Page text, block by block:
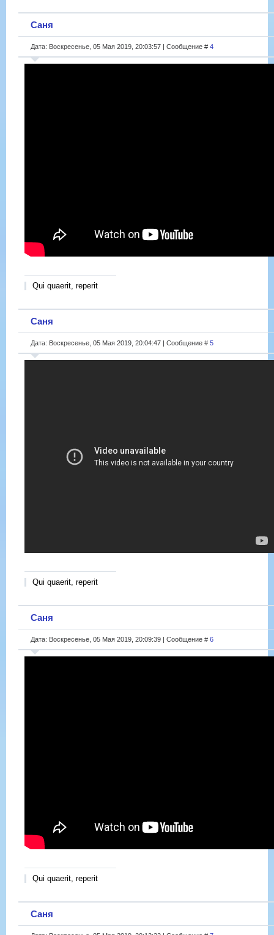
Саня
Дата: Воскресенье, 05 Мая 2019, 20:03:57 | Сообщение # 4
Qui quaerit, reperit
Саня
Дата: Воскресенье, 05 Мая 2019, 20:04:47 | Сообщение # 5
Qui quaerit, reperit
Саня
Дата: Воскресенье, 05 Мая 2019, 20:09:39 | Сообщение # 6
Qui quaerit, reperit
Саня